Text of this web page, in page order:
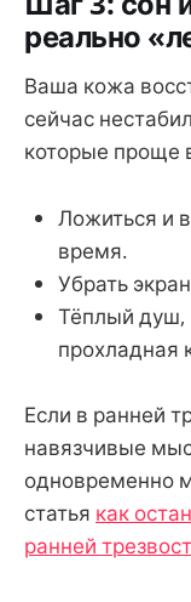
реально
Ваша кожа
сейчас
которые проще
Ложиться и
время.
Убрать
Тёплый душ,
прохладная
Если в ранней
навязчивые
одновременно
статья как
ранней